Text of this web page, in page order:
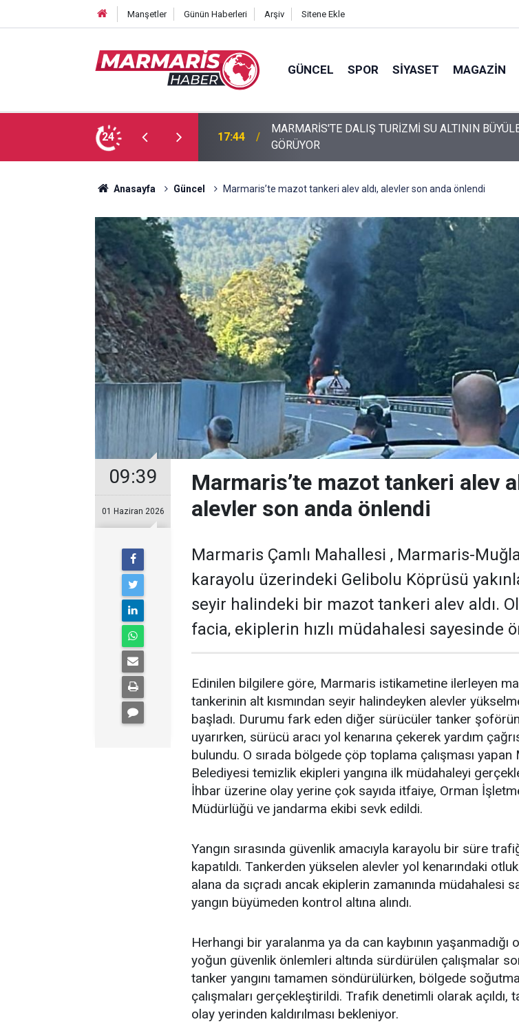
Manşetler Günün Haberleri Arşiv Sitene Ekle
GÜNCEL SPOR SIYASET MAGAZIN
24
ALTININ BÜYÜLEYİCİ DÜNYASIYLA İLGİ
17:40 Akyaka’da engelli vatandaş plaja girebilmek için
Anasayfa Güncel Marmaris’te mazot tankeri alev aldı, alevler son anda önlendi
09:39
01 Haziran 2026
Marmaris’te mazot tankeri alev
alevler son anda önlendi
Marmaris Çamlı Mahallesi , Marmaris-
karayolu üzerindeki Gelibolu Köprüsü
seyir halindeki bir mazot tankeri alev aldı.
facia, ekiplerin hızlı müdahalesi sayesinde
Edinilen bilgilere göre, Marmaris istikametine ilerleyen
tankerinin alt kısmından seyir halindeyken alevler
başladı. Durumu fark eden diğer sürücüler tanker
uyarırken, sürücü aracı yol kenarına çekerek yardım
bulundu. O sırada bölgede çöp toplama çalışması yapan
Belediyesi temizlik ekipleri yangına ilk müdahaleyi
İhbar üzerine olay yerine çok sayıda itfaiye, Orman
Müdürlüğü ve jandarma ekibi sevk edildi.
Yangın sırasında güvenlik amacıyla karayolu bir süre
kapatıldı. Tankerden yükselen alevler yol kenarındaki
alana da sıçradı ancak ekiplerin zamanında müdahalesi
yangın büyümeden kontrol altına alındı.
Herhangi bir yaralanma ya da can kaybının yaşanmadığı
yoğun güvenlik önlemleri altında sürdürülen çalışmalar
tanker yangını tamamen söndürülürken, bölgede soğutma
çalışmaları gerçekleştirildi. Trafik denetimli olarak açıldı,
olay yerinden kaldırılması bekleniyor.